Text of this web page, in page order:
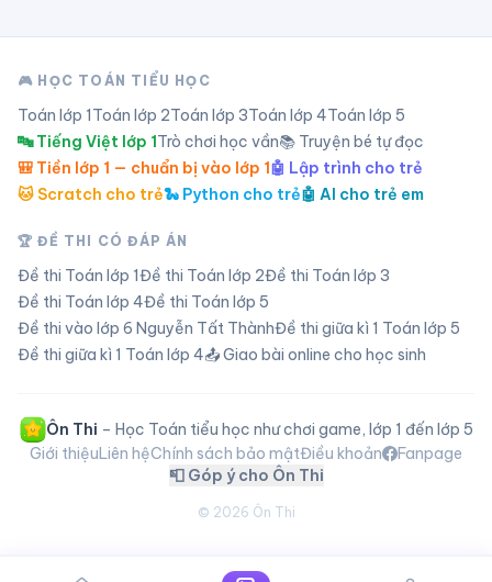
🎮 HỌC TOÁN TIỂU HỌC
Toán lớp 1Toán lớp 2Toán lớp 3Toán lớp 4Toán lớp 5
🔤 Tiếng Việt lớp 1Trò chơi học vần📚 Truyện bé tự đọc
🎒 Tiền lớp 1 — chuẩn bị vào lớp 1🤖 Lập trình cho trẻ
🐱 Scratch cho trẻ🐍 Python cho trẻ🤖 AI cho trẻ em
🏆 ĐỀ THI CÓ ĐÁP ÁN
Đề thi Toán lớp 1Đề thi Toán lớp 2Đề thi Toán lớp 3
Đề thi Toán lớp 4Đề thi Toán lớp 5
Đề thi vào lớp 6 Nguyễn Tất ThànhĐề thi giữa kì 1 Toán lớp 5
Đề thi giữa kì 1 Toán lớp 4📤 Giao bài online cho học sinh
Ôn Thi – Học Toán tiểu học như chơi game, lớp 1 đến lớp 5
Giới thiệuLiên hệChính sách bảo mậtĐiều khoản
Fanpage
📮 Góp ý cho Ôn Thi
© 2026 Ôn Thi